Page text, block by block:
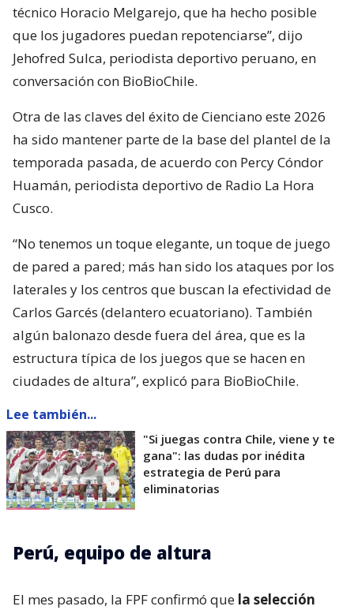
técnico Horacio Melgarejo, que ha hecho posible
que los jugadores puedan repotenciarse”, dijo
Jehofred Sulca, periodista deportivo peruano, en
conversación con BioBioChile.
Otra de las claves del éxito de Cienciano este 2026
ha sido mantener parte de la base del plantel de la
temporada pasada, de acuerdo con Percy Cóndor
Huamán, periodista deportivo de Radio La Hora
Cusco.
“No tenemos un toque elegante, un toque de juego
de pared a pared; más han sido los ataques por los
laterales y los centros que buscan la efectividad de
Carlos Garcés (delantero ecuatoriano). También
algún balonazo desde fuera del área, que es la
estructura típica de los juegos que se hacen en
ciudades de altura”, explicó para BioBioChile.
Lee también...
"Si juegas contra Chile, viene y te
gana": las dudas por inédita
estrategia de Perú para
eliminatorias
Perú, equipo de altura
El mes pasado, la FPF confirmó que la selección